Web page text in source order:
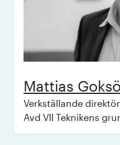
Mattias
Verkställande
Avd VII Teknikens